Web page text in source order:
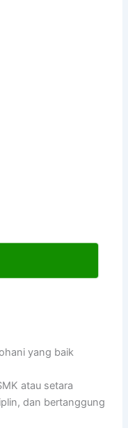
yang baik
atau setara
dan bertanggung